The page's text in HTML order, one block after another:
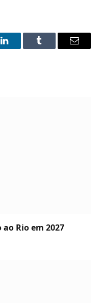
LinkedInTumblr Email
Rio em 2027